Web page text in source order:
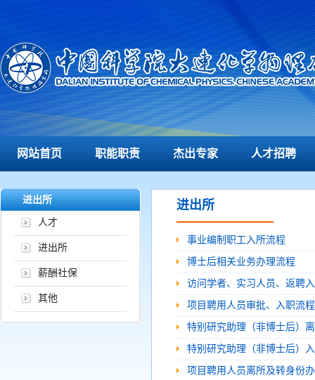
网站首页 职能职责 杰出专家 人才招聘
进出所
人才
进出所
薪酬社保
其他
进出所
事业编制职工入所流程
博士后相关业务办理流程
访问学者、实习人员、返聘
项目聘用人员审批、入职流程
特别研究助理（非博士后）
特别研究助理（非博士后）
项目聘用人员离所及转身份